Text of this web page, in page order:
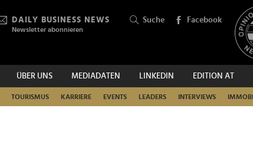
DAILY BUSINESS NEWS
Newsletter abonnieren
Suche Facebook
ÜBER UNS MEDIADATEN LINKEDIN EDITION AT
TOURISMUS KARRIERE EVENTS LEADERS INTERVIEWS
SUCHEN